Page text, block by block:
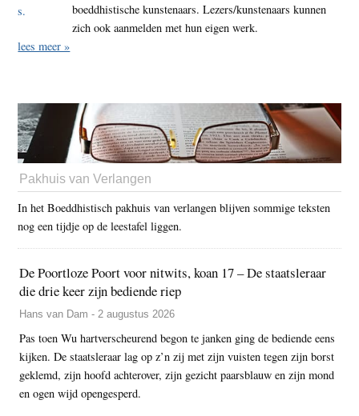
boeddhistische kunstenaars. Lezers/kunstenaars kunnen
zich ook aanmelden met hun eigen werk.
lees meer »
Pakhuis van Verlangen
In het Boeddhistisch pakhuis van verlangen blijven sommige teksten
nog een tijdje op de leestafel liggen.
De Poortloze Poort voor nitwits, koan 17 – De staatsleraar
die drie keer zijn bediende riep
Hans van Dam - 2 augustus 2026
Pas toen Wu hartverscheurend begon te janken ging de bediende eens
kijken. De staatsleraar lag op z’n zij met zijn vuisten tegen zijn borst
geklemd, zijn hoofd achterover, zijn gezicht paarsblauw en zijn mond
en ogen wijd opengesperd.